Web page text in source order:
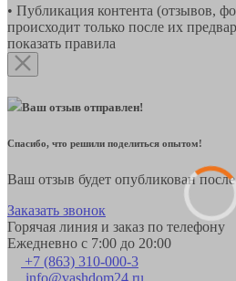
• Публикация контента (отзывов,
происходит только после их
показать правила
Ваш отзыв отправлен!
Спасибо, что решили поделиться опытом!
Ваш отзыв будет опубликован
Заказать звонок
Горячая линия и заказ по телефону
Ежедневно с 7:00 до 20:00
+7 (863) 310-000-3
info@vashdom24.ru